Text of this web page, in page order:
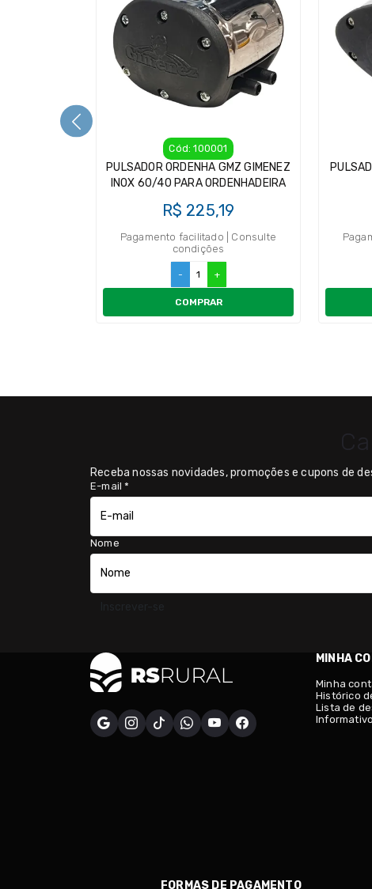
Cód: 100001
PULSADOR ORDENHA GMZ GIMENEZ
INOX 60/40 PARA ORDENHADEIRA
R$ 225,19
Pagamento facilitado | Consulte
condições
- +
COMPRAR
Receba nossas novidades, promoções e cupons de
E-mail*
Nome
MINHA
Minha
Histórico
Lista de
Informativo
FORMAS DE PAGAMENTO